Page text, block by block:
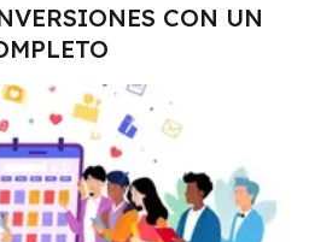
CON UN